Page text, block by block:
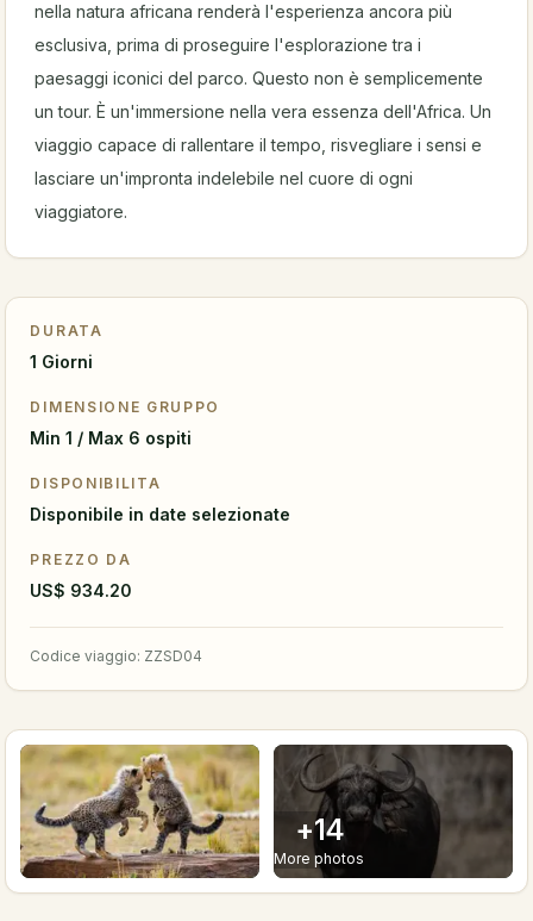
nella natura africana renderà l'esperienza ancora più
esclusiva, prima di proseguire l'esplorazione tra i
paesaggi iconici del parco. Questo non è semplicemente
un tour. È un'immersione nella vera essenza dell'Africa. Un
viaggio capace di rallentare il tempo, risvegliare i sensi e
lasciare un'impronta indelebile nel cuore di ogni
viaggiatore.
DURATA
1 Giorni
DIMENSIONE GRUPPO
Min 1 / Max 6 ospiti
DISPONIBILITA
Disponibile in date selezionate
PREZZO DA
US$ 934.20
Codice viaggio: ZZSD04
+14
More photos